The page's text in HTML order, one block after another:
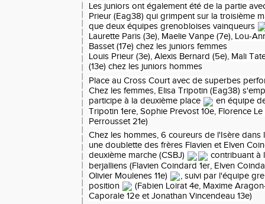
Les juniors ont également été de la partie
Prieur (Eag38) qui grimpent sur la troisième
que deux équipes grenobloises vainqueurs
Laurette Paris (3e), Maelie Vanpe (7e), Lou-
Basset (17e) chez les juniors femmes
Louis Prieur (3e), Alexis Bernard (5e), Mali
(13e) chez les juniors hommes
Place au Cross Court avec de superbes
Chez les femmes, Elisa Tripotin (Eag38)
participe à la deuxième place
en équipe
Tripotin 1ere, Sophie Prevost 10e, Florence
Perrousset 21e)
Chez les hommes, 6 coureurs de l'Isère
une doublette des frères Flavien et Elven
deuxième marche (CSBJ)
contribuant à
berjalliens (Flavien Coindard 1er, Elven
Olivier Moulenes 11e)
, suivi par l'équipe
position
(Fabien Loirat 4e, Maxime
Caporale 12e et Jonathan Vincendeau 13e)